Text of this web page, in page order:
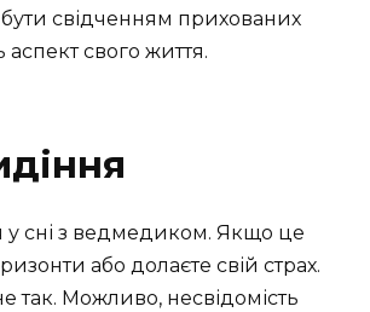
свідченням прихованих
свого життя.
у сні з ведмедиком. Якщо це
або долаєте свій страх.
Можливо, несвідомість